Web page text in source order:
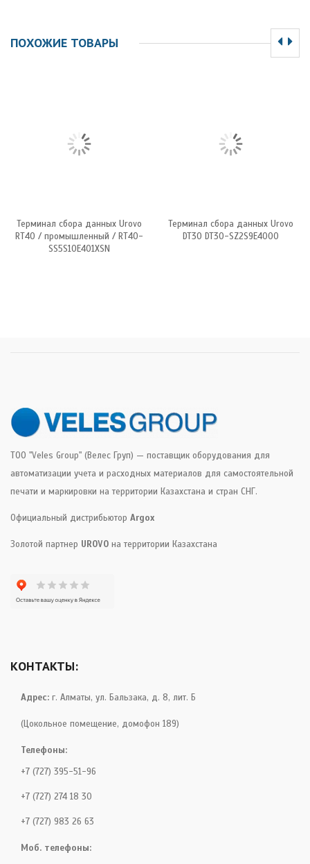
ПОХОЖИЕ ТОВАРЫ
Терминал сбора данных Urovo
RT40 / промышленный / RT40-
SS5S10E401XSN
Терминал сбора данных Urovo
DT30 DT30-SZ2S9E4000
ТОО "Veles Group" (Велес Груп) — поставщик оборудования для
автоматизации учета и расходных материалов для самостоятельной
печати и маркировки на территории Казахстана и стран СНГ.
Официальный дистрибьютор Argox
Золотой партнер UROVO на территории Казахстана
КОНТАКТЫ:
Адрес: г. Алматы, ул. Бальзака, д. 8, лит. Б
(Цокольное помещение, домофон 189)
Телефоны:
+7 (727) 395-51-96
+7 (727) 274 18 30
+7 (727) 983 26 63
Моб. телефоны: